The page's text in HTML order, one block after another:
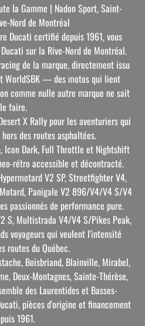
la Gamme | Nadon Sport, Saint-
Nord de Montréal
Ducati certifié depuis 1961, vous
sur la Rive-Nord de Montréal.
de la marque, directement issu
WorldSBK — des motos qui lient
comme nulle autre marque ne sait
le faire.
X Rally pour les aventuriers qui
des routes asphaltées.
Dark, Full Throttle et Nightshift
rétro accessible et décontracté.
V2 SP, Streetfighter V4,
Panigale V2 896/V4/V4 S/V4
passionnés de performance pure.
Multistrada V4/V4 S/Pikes Peak,
voyageurs qui veulent l'intensité
routes du Québec.
Boisbriand, Blainville, Mirabel,
Deux-Montagnes, Sainte-Thérèse,
des Laurentides et Basses-
pièces d'origine et financement
1961.